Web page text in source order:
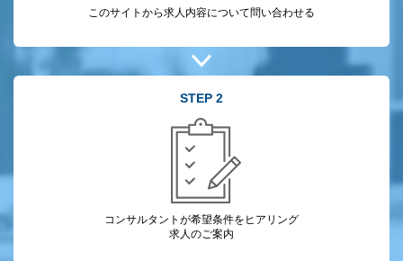
このサイトから求人内容について問い合わせる
STEP 2
コンサルタントが希望条件をヒアリング
求人のご案内